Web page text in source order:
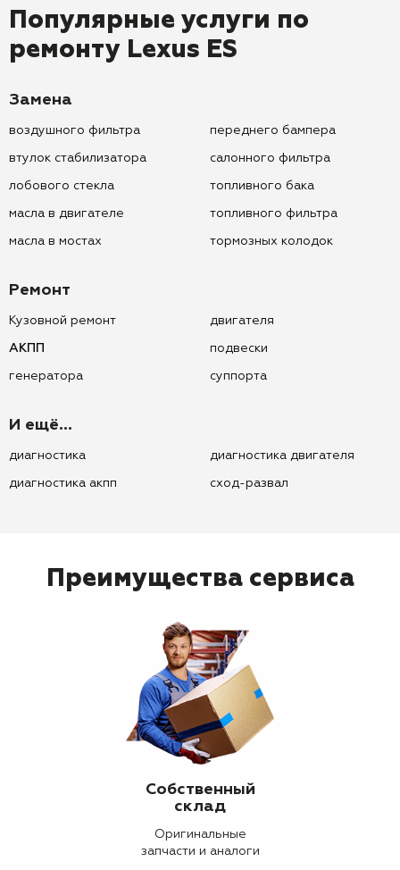
Популярные услуги по
ремонту Lexus ES
Замена
воздушного фильтра
втулок стабилизатора
лобового стекла
масла в двигателе
масла в мостах
переднего бампера
салонного фильтра
топливного бака
топливного фильтра
тормозных колодок
Ремонт
Кузовной ремонт
АКПП
генератора
двигателя
подвески
суппорта
И ещё...
диагностика
диагностика акпп
диагностика двигателя
сход-развал
Преимущества сервиса
Собственный
склад
Оригинальные
запчасти и аналоги